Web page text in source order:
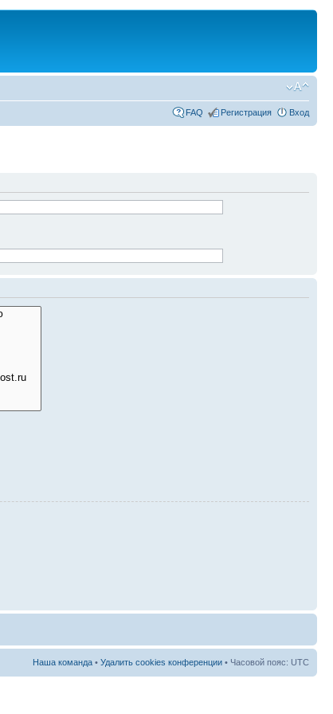
FAQ Регистрация Вход
Наша команда • Удалить cookies конференции • Часовой пояс: UTC